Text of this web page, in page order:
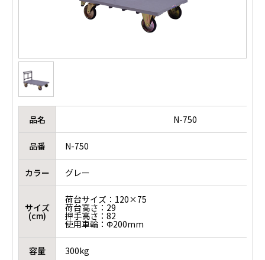
品名 N-750
品番 N-750
カラー グレー
サイズ
(cm)
荷台サイズ：120×75
荷台高さ：29
押手高さ：82
使用車輪：Φ200mm
容量 300kg